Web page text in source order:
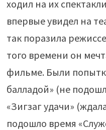
ходил на их
впервые увидел на
так поразила
того времени он
фильме. Были
балладой» (не
«Зигзаг удачи»
подошло время